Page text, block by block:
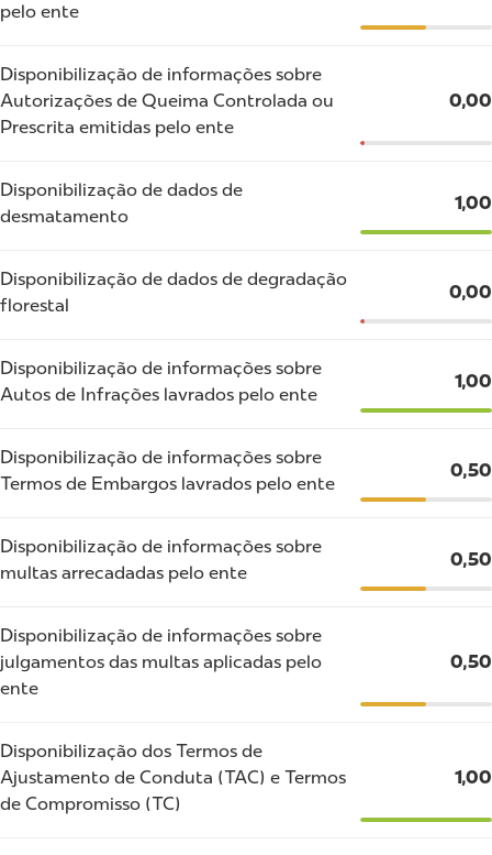
pelo ente
Disponibilização de informações sobre
Autorizações de Queima Controlada ou
Prescrita emitidas pelo ente
0,00
Disponibilização de dados de
desmatamento
1,00
Disponibilização de dados de degradação
florestal
0,00
Disponibilização de informações sobre
Autos de Infrações lavrados pelo ente
1,00
Disponibilização de informações sobre
Termos de Embargos lavrados pelo ente
0,50
Disponibilização de informações sobre
multas arrecadadas pelo ente
0,50
Disponibilização de informações sobre
julgamentos das multas aplicadas pelo
ente
0,50
Disponibilização dos Termos de
Ajustamento de Conduta (TAC) e Termos
de Compromisso (TC)
1,00